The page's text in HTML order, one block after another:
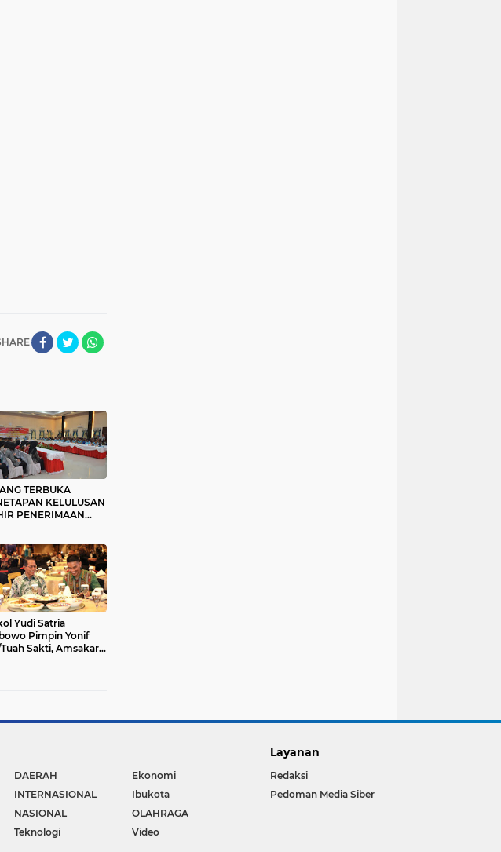
TERBUKA
KELULUSAN
PENERIMAAN
Yudi Satria
Pimpin Yonif
Tuah Sakti, Amsakar
DAERAH
Ekonomi
INTERNASIONAL
Ibukota
NASIONAL
OLAHRAGA
Teknologi Video
Layanan
Redaksi
Pedoman Media Siber